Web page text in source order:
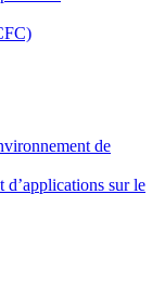
de
d’applications sur le